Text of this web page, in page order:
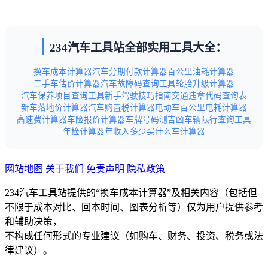
234汽车工具站全部实用工具大全：
换车成本计算器汽车分期付款计算器百公里油耗计算器
二手车估价计算器汽车故障码查询工具轮胎升级计算器
汽车保养项目查询工具新手驾驶技巧指南交通违章代码查询表
新车落地价计算器汽车购置税计算器电动车百公里电耗计算器
高速费计算器车险报价计算器车牌号码测吉凶车辆限行查询工具
年检计算器年收入多少买什么车计算器
网站地图 关于我们 免责声明 隐私政策
234汽车工具站提供的“换车成本计算器”及相关内容（包括但
不限于成本对比、回本时间、图表分析等）仅为用户提供参考
和辅助决策，
不构成任何形式的专业建议（如购车、财务、投资、税务或法
律建议）。